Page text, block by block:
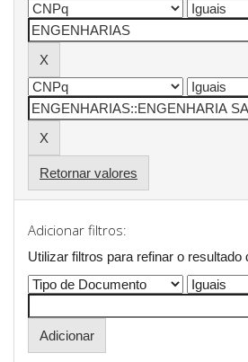
Retornar valores
Adicionar filtros:
Utilizar filtros para refinar o resultado